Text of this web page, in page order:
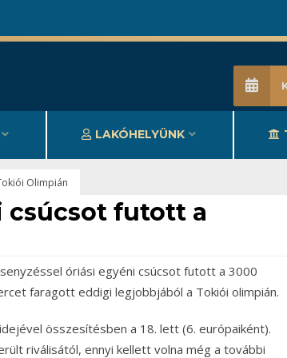
LAKÓHELYÜNK
Olimpián
csúcsot futott a
óriási egyéni csúcsot futott a 3000
faragott eddigi legjobbjából a Tokiói olimpián.
összesítésben a 18. lett (6. európaiként).
riválisától, ennyi kellett volna még a további